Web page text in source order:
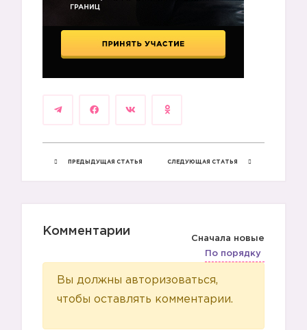
ПРЕДЫДУЩАЯ СТАТЬЯ СЛЕДУЮЩАЯ СТАТЬЯ
Комментарии
Сначала новые
По порядку
Вы должны авторизоваться,
чтобы оставлять комментарии.